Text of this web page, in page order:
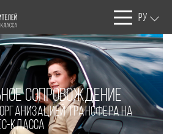
РУ
Сопровождение
трансфера на
класса